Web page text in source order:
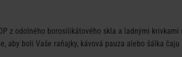
z odolného borosilikátového skla a ladnými krivkami
aby boli Vaše raňajky, kávová pauza alebo šálka